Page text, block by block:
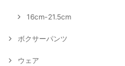
16cm-21.5cm
ボクサーパンツ
ウェア